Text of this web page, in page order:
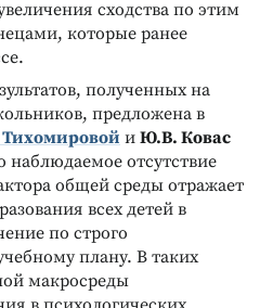
сходства по этим
которые ранее
полученных на
предложена в
и Ю.В. Ковас
наблюдаемое отсутствие
общей среды отражает
всех детей в
по строго
плану. В таких
макросреды